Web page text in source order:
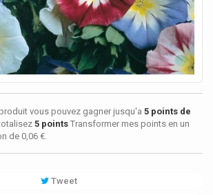
vous pouvez gagner jusqu'a 5 points de
5 points Transformer mes points en un
de 0,06 €.
Tweet